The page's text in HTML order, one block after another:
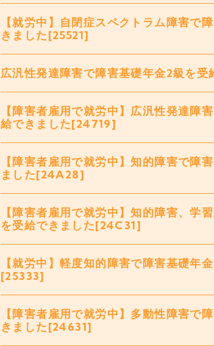
【就労中】自閉症スペクトラム障害で
きました[25521]
広汎性発達障害で障害基礎年金2級を
【障害者雇用で就労中】広汎性発達障
給できました[24719]
【障害者雇用で就労中】知的障害で障
ました[24A28]
【障害者雇用で就労中】知的障害、学
を受給できました[24C31]
【就労中】軽度知的障害で障害基礎年
[25333]
【障害者雇用で就労中】多動性障害で
きました[24631]